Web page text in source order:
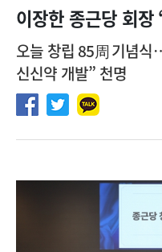
[서울아산병원] 2026년 하반기
이장한 종근당 회
오늘 창립 85周 기념
신신약 개발” 천명